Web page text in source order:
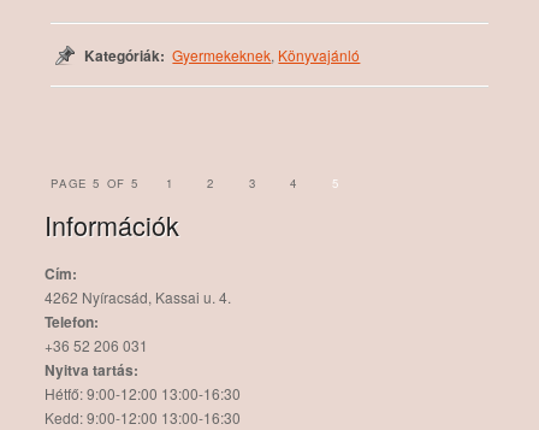
Kategóriák: Gyermekeknek, Könyvajánló
PAGE 5 OF 5 1 2 3 4 5
Információk
Cím:
4262 Nyíracsád, Kassai u. 4.
Telefon:
+36 52 206 031
Nyitva tartás:
Hétfő: 9:00-12:00 13:00-16:30
Kedd: 9:00-12:00 13:00-16:30